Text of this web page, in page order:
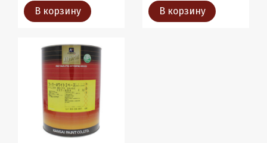
В корзину
В корзину